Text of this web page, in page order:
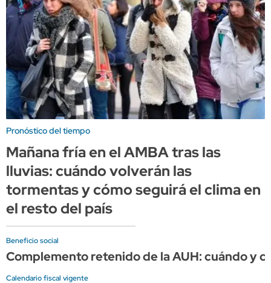
Pronóstico del tiempo
Mañana fría en el AMBA tras las
lluvias: cuándo volverán las
tormentas y cómo seguirá el clima en
el resto del país
Beneficio social
Complemento retenido de la AUH: cuándo y
Calendario fiscal vigente